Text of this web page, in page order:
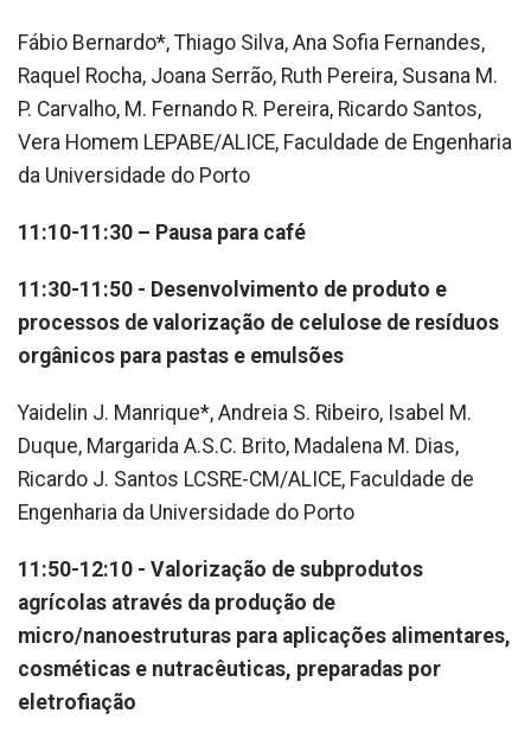
Fábio Bernardo*, Thiago Silva, Ana Sofia Fernandes,
Raquel Rocha, Joana Serrão, Ruth Pereira, Susana M.
P. Carvalho, M. Fernando R. Pereira, Ricardo Santos,
Vera Homem LEPABE/ALICE, Faculdade de Engenharia
da Universidade do Porto
11:10-11:30 – Pausa para café
11:30-11:50 - Desenvolvimento de produto e
processos de valorização de celulose de resíduos
orgânicos para pastas e emulsões
Yaidelin J. Manrique*, Andreia S. Ribeiro, Isabel M.
Duque, Margarida A.S.C. Brito, Madalena M. Dias,
Ricardo J. Santos LCSRE-CM/ALICE, Faculdade de
Engenharia da Universidade do Porto
11:50-12:10 - Valorização de subprodutos
agrícolas através da produção de
micro/nanoestruturas para aplicações alimentares,
cosméticas e nutracêuticas, preparadas por
eletrofiação